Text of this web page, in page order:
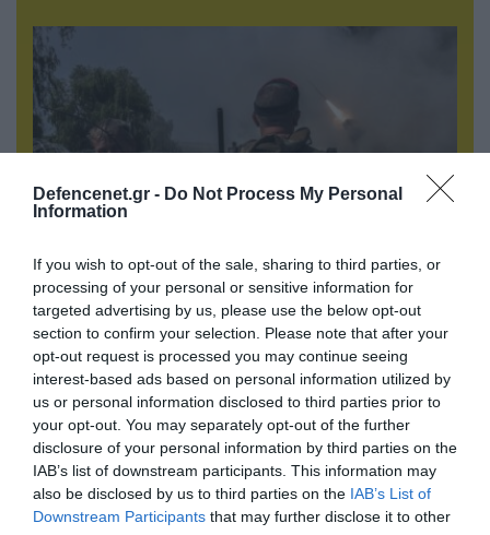
Defencenet.gr - Do Not Process My Personal
Information
If you wish to opt-out of the sale, sharing to third parties, or
processing of your personal or sensitive information for
targeted advertising by us, please use the below opt-out
section to confirm your selection. Please note that after your
opt-out request is processed you may continue seeing
interest-based ads based on personal information utilized by
us or personal information disclosed to third parties prior to
your opt-out. You may separately opt-out of the further
disclosure of your personal information by third parties on the
IAB’s list of downstream participants. This information may
also be disclosed by us to third parties on the IAB’s List of
Downstream Participants that may further disclose it to other
05.08.2026 | 22:02
Αδειάζουν το Κραματόρσκ οι Ουκρανοί:
Έκτακτη εκκένωση στην πόλη μετά την
αιφνιδιαστική προώθηση των Ρώσων (βίντεο)